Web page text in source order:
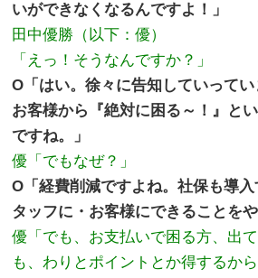
いができなくなるんですよ！」
田中優勝（以下：優）
「えっ！そうなんですか？」
O「はい。徐々に告知していって
お客様から『絶対に困る～！』と
ですね。」
優「でもなぜ？」
O「経費削減ですよね。社保も導
タッフに・お客様にできることをや
優「でも、お支払いで困る方、出
も、わりとポイントとか得するか